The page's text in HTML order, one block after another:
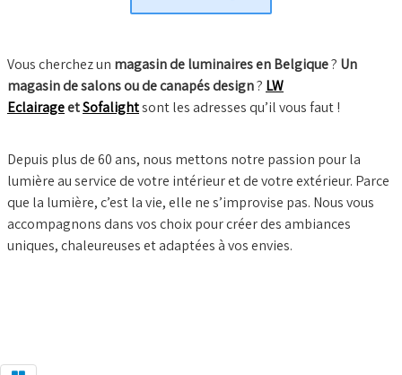
Vous cherchez un magasin de luminaires en Belgique? Un
magasin de salons ou de canapés design? LW
EclairageetSofalightsont les adresses qu’il vous faut !
Depuis plus de 60 ans, nous mettons notre passion pour la
lumière au service de votre intérieur et de votre extérieur. Parce
que la lumière, c’est la vie, elle ne s’improvise pas. Nous vous
accompagnons dans vos choix pour créer des ambiances
uniques, chaleureuses et adaptées à vos envies.